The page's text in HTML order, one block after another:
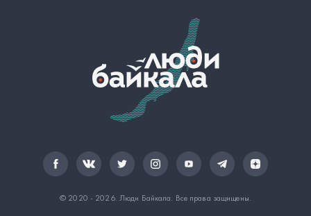
© 2020 - 2026. Люди Байкала. Все права защищены.